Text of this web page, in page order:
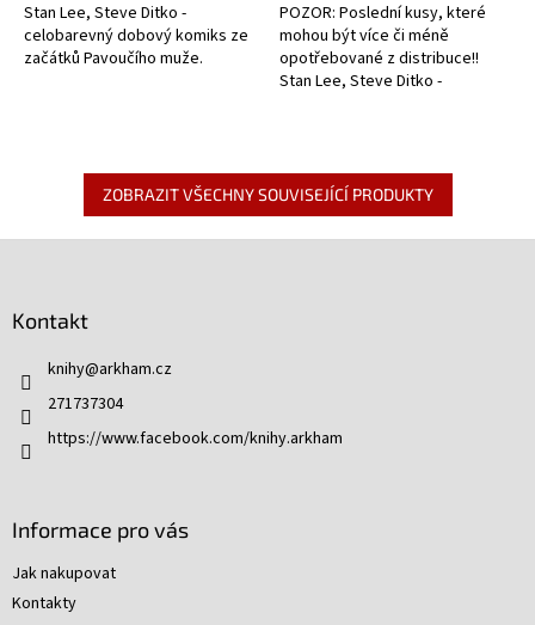
Stan Lee, Steve Ditko -
celobarevný dobový komiks ze
začátků Pavoučího muže.
POZOR: Poslední kusy, které
mohou být více či méně
opotřebované z distribuce!!
Stan Lee, Steve Ditko -
ZOBRAZIT VŠECHNY SOUVISEJÍCÍ PRODUKTY
Kontakt
knihy@arkham.cz
271737304
https://www.facebook.com/knihy.arkham
Informace pro vás
Jak nakupovat
Kontakty